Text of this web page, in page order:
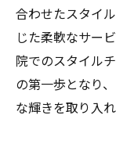
合わせたスタイ
じた柔軟なサー
院でのスタイル
の第一歩となり
な輝きを取り入